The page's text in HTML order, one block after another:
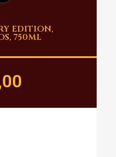
EDITION,
750ML